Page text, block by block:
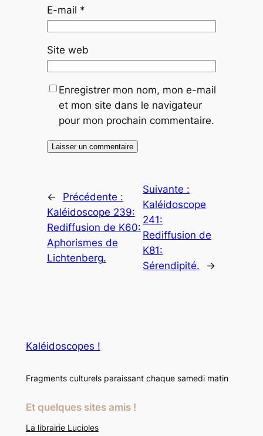
E-mail *
Site web
Enregistrer mon nom, mon e-mail
et mon site dans le navigateur
pour mon prochain commentaire.
←
Précédente :
Kaléidoscope 239:
Rediffusion de K60:
Aphorismes de
Lichtenberg.
Suivante :
Kaléidoscope
241:
Rediffusion de
K81:
Sérendipité.
→
Kaléidoscopes !
Fragments culturels paraissant chaque samedi matin
Et quelques sites amis !
La librairie Lucioles